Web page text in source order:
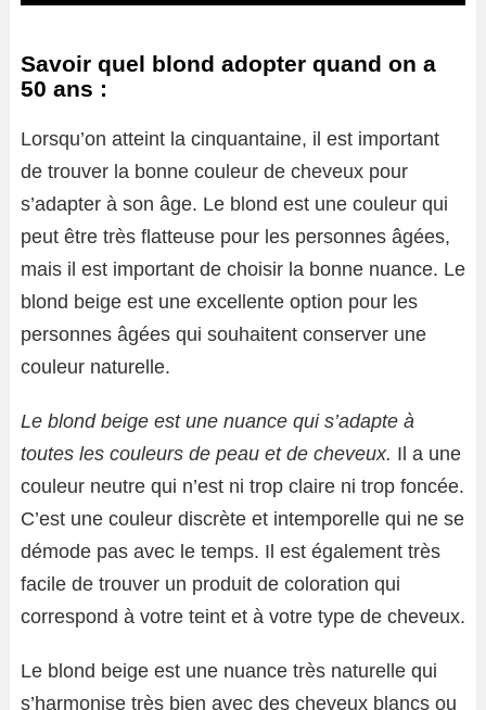
Savoir quel blond adopter quand on a
50 ans :
Lorsqu’on atteint la cinquantaine, il est important
de trouver la bonne couleur de cheveux pour
s’adapter à son âge. Le blond est une couleur qui
peut être très flatteuse pour les personnes âgées,
mais il est important de choisir la bonne nuance. Le
blond beige est une excellente option pour les
personnes âgées qui souhaitent conserver une
couleur naturelle.
Le blond beige est une nuance qui s’adapte à
toutes les couleurs de peau et de cheveux. Il a une
couleur neutre qui n’est ni trop claire ni trop foncée.
C’est une couleur discrète et intemporelle qui ne se
démode pas avec le temps. Il est également très
facile de trouver un produit de coloration qui
correspond à votre teint et à votre type de cheveux.
Le blond beige est une nuance très naturelle qui
s’harmonise très bien avec des cheveux blancs ou